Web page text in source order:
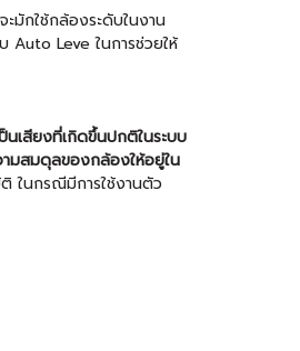
มักใช้กล้องระดับในงาน
Auto Leve ในการช่วยให้
นเสียงที่เกิดขึ้นปกติในระบบ
มสมดุลของกล้องให้อยู่ใน
ในกรณีมีการใช้งานตัว